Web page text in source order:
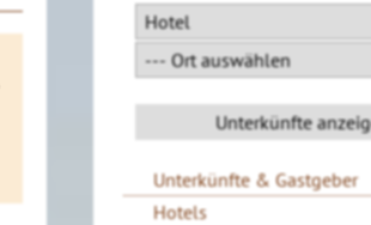
Unterkünfte & Gastgeber
Hotels